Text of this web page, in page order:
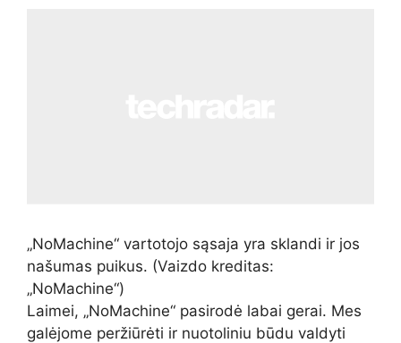
„NoMachine“ vartotojo sąsaja yra sklandi ir jos
našumas puikus. (Vaizdo kreditas:
„NoMachine“)
Laimei, „NoMachine“ pasirodė labai gerai. Mes
galėjome peržiūrėti ir nuotoliniu būdu valdyti